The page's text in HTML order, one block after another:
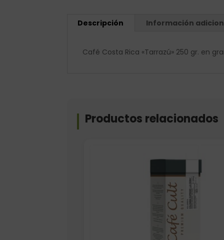
Descripción Información
Café Costa Rica «Tarrazú» 250 gr. en
Productos relacionados